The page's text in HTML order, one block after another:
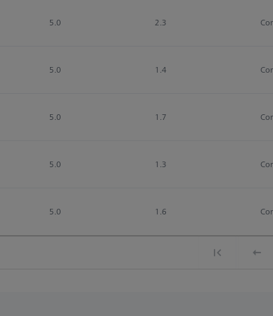
5.0 2.3
5.0 1.4
5.0 1.7
5.0 1.3
5.0 1.6